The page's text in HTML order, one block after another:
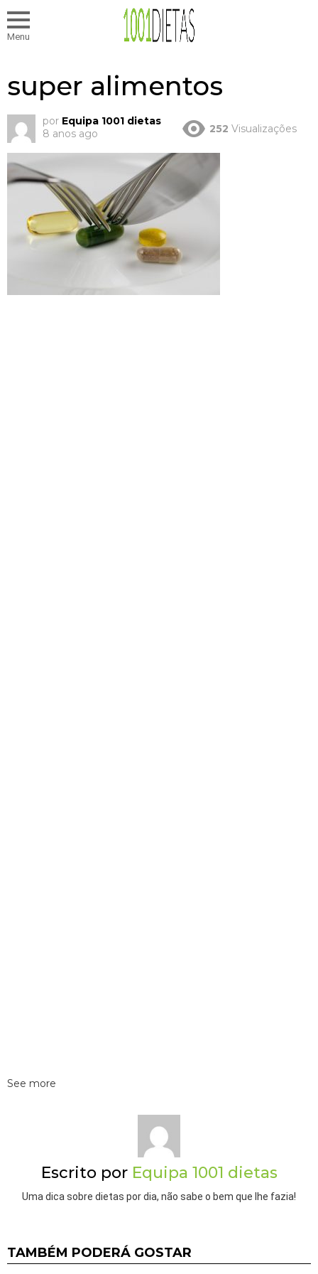
Menu
super alimentos
por Equipa 1001 dietas
8 anos ago
252 Visualizações
See more
Escrito por Equipa 1001 dietas
Uma dica sobre dietas por dia, não sabe o bem que lhe fazia!
TAMBÉM PODERÁ GOSTAR